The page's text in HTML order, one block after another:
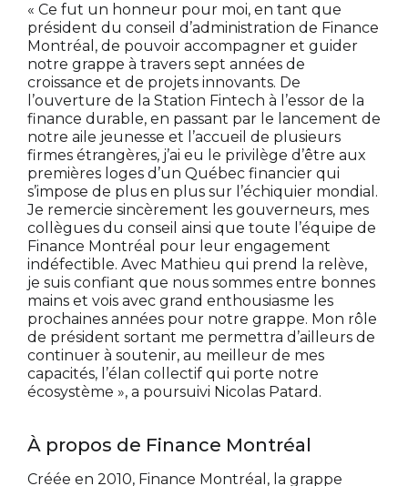
« Ce fut un honneur pour moi, en tant que
président du conseil d’administration de Finance
Montréal, de pouvoir accompagner et guider
notre grappe à travers sept années de
croissance et de projets innovants. De
l’ouverture de la Station Fintech à l’essor de la
finance durable, en passant par le lancement de
notre aile jeunesse et l’accueil de plusieurs
firmes étrangères, j’ai eu le privilège d’être aux
premières loges d’un Québec financier qui
s’impose de plus en plus sur l’échiquier mondial.
Je remercie sincèrement les gouverneurs, mes
collègues du conseil ainsi que toute l’équipe de
Finance Montréal pour leur engagement
indéfectible. Avec Mathieu qui prend la relève,
je suis confiant que nous sommes entre bonnes
mains et vois avec grand enthousiasme les
prochaines années pour notre grappe. Mon rôle
de président sortant me permettra d’ailleurs de
continuer à soutenir, au meilleur de mes
capacités, l’élan collectif qui porte notre
écosystème », a poursuivi Nicolas Patard.
À propos de Finance Montréal
Créée en 2010, Finance Montréal, la grappe